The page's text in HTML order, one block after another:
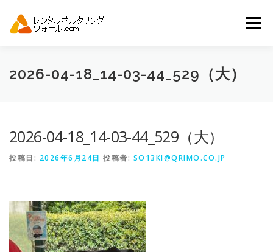
メニュー
トップ 自動見積り 商品一覧
2026-04-18_14-03-44_529（大）
2026-04-18_14-03-44_529（大）
投稿日: 2026年6月24日 投稿者: SO13KI@QRIMO.CO.JP